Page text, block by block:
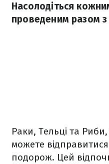
Насолодіться
проведеним разом
Раки, Тельці та
можете
подорож. Цей